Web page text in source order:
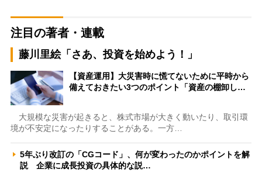
注目の著者・連載
藤川里絵「さあ、投資を始めよう！」
【資産運用】大災害時に慌てないために平時から
備えておきたい3つのポイント「資産の棚卸し…
大規模な災害が起きると、株式市場が大きく動いたり、取引環
境が不安定になったりすることがある。一方…
5年ぶり改訂の「CGコード」、何が変わったのかポイントを解
説 企業に成長投資の具体的な説…